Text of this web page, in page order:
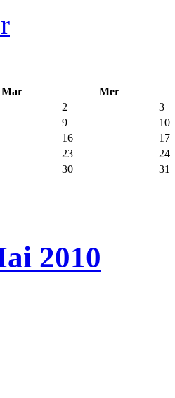
Mar
Mer
2
3
9
10
16
17
23
24
30 31
2010